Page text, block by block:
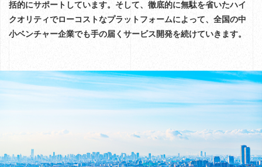
括的にサポートしています。そして、徹底的に無駄を省いたハイ
クオリティでローコストなプラットフォームによって、全国の中
小ベンチャー企業でも手の届くサービス開発を続けていきます。